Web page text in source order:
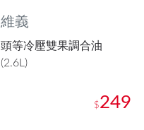
維義
頭等冷壓雙果調合油
(2.6L)
$249